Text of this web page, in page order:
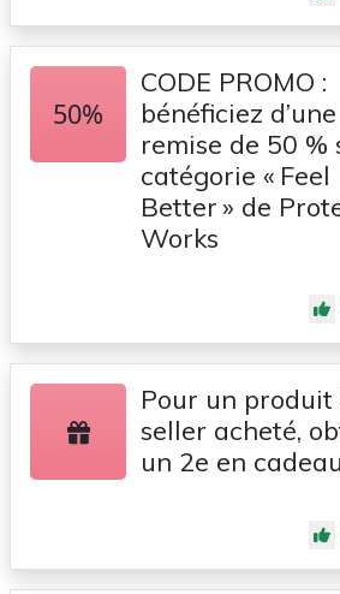
50%
CODE PROMO :
bénéficiez d’une
remise de 50 %
catégorie « Feel
Better » de
Works
Pour un produit
seller acheté,
un 2e en cadeau